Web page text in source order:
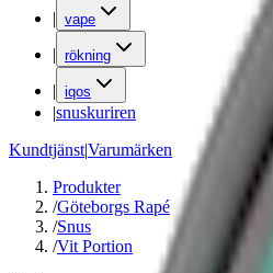
| vape
| rökning
| iqos
|snuskuriren
Kundtjänst|Varumärken
Produkter
/Göteborgs Rapé
/Snus
/Vit Portion